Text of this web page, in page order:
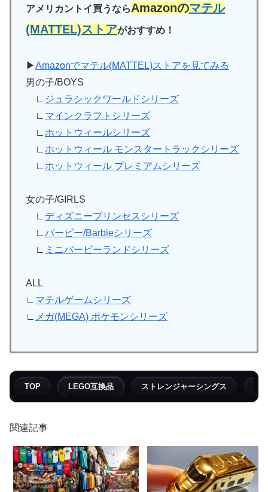
アメリカントイ買うならAmazonのマテル
(MATTEL)ストアがおすすめ！
▶Amazonでマテル(MATTEL)ストアを見てみる
男の子/BOYS
∟
ジュラシックワールドシリーズ
∟ マインクラフトシリーズ
∟ ホットウィールシリーズ
∟ ホットウィール モンスタートラックシリーズ
∟ ホットウィール プレミアムシリーズ
女の子/GIRLS
∟ ディズニープリンセスシリーズ
∟ バービー/Barbieシリーズ
∟
ミニバービーランドシリーズ
ALL
∟ マテルゲームシリーズ
∟
メガ(MEGA) ポケモンシリーズ
TOP LEGO互換品 ストレンジャーシングス
関連記事